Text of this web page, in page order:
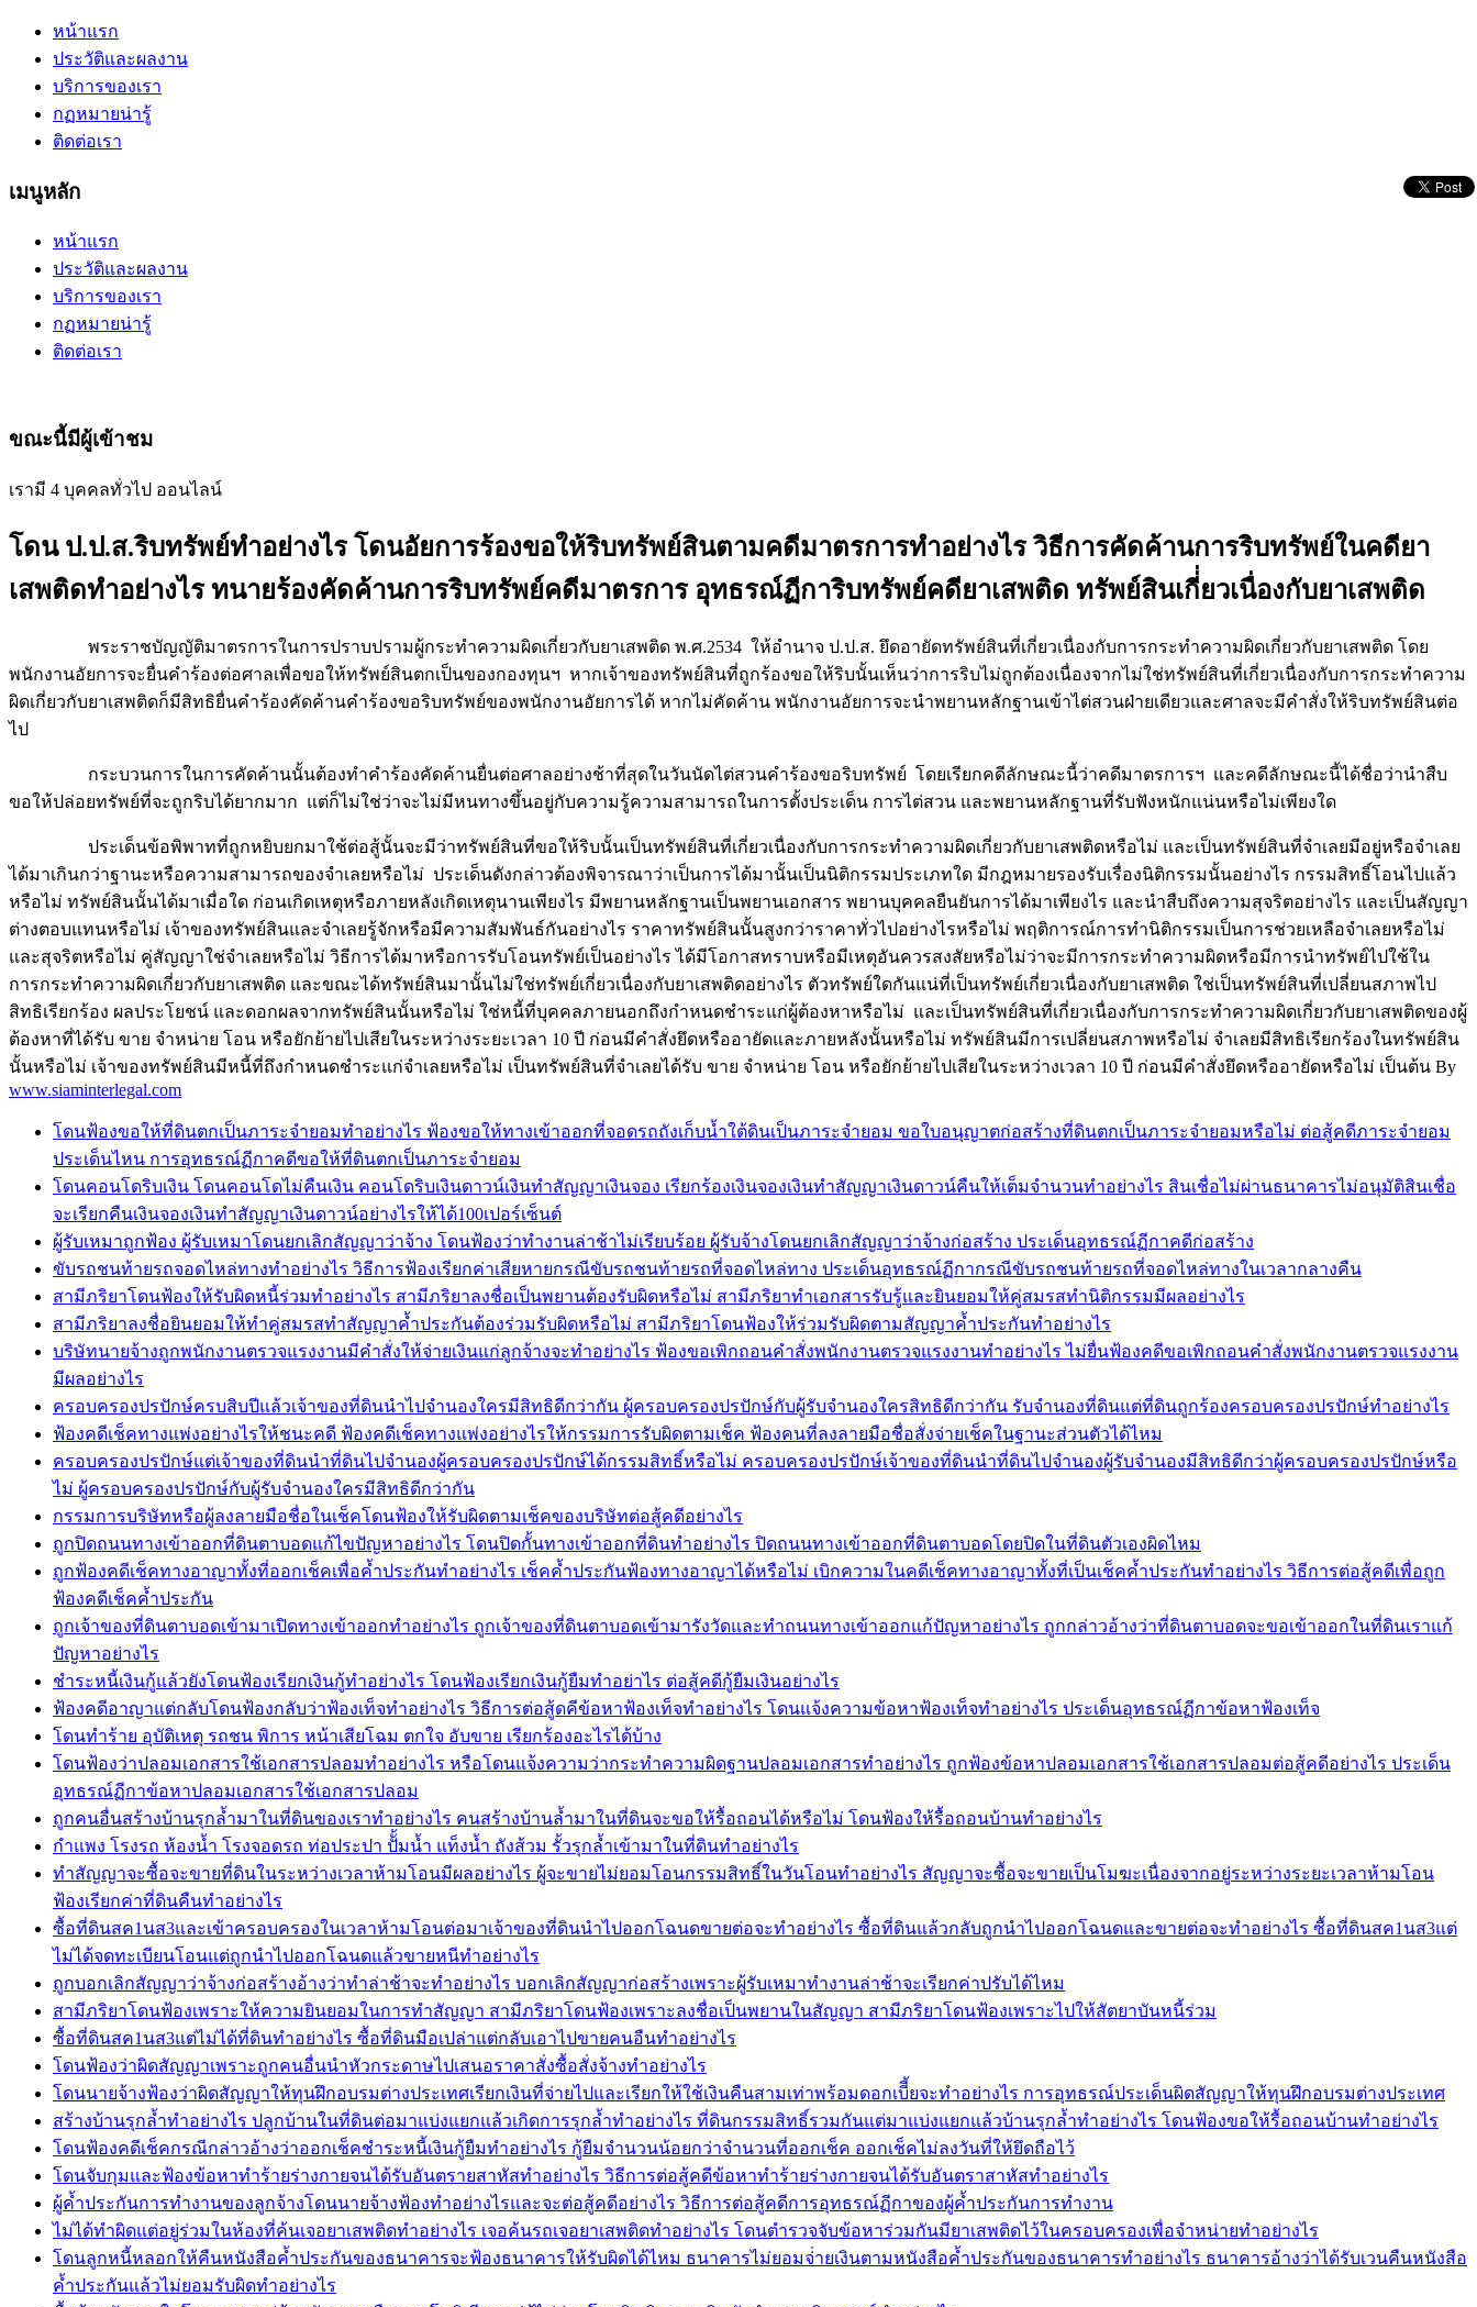
หน้าแรก
ประวัติและผลงาน
บริการของเรา
กฏหมายน่ารู้
ติดต่อเรา
เมนูหลัก
หน้าแรก
ประวัติและผลงาน
บริการของเรา
กฏหมายน่ารู้
ติดต่อเรา
ขณะนี้มีผู้เข้าชม
เรามี 4 บุคคลทั่วไป ออนไลน์
โดน ป.ป.ส.ริบทรัพย์ทำอย่างไร โดนอัยการร้องขอให้ริบทรัพย์สินตามคดีมาตรการทำอย่างไร วิธีการคัดค้านการริบทรัพย์ในคดียา
เสพติดทำอย่างไร ทนายร้องคัดค้านการริบทรัพย์คดีมาตรการ อุทธรณ์ฏีการิบทรัพย์คดียาเสพติด ทรัพย์สินเกี่่ยวเนื่องกับยาเสพติด
พระราชบัญญัติมาตรการในการปราบปรามผู้กระทำความผิดเกี่ยวกับยาเสพติด พ.ศ.2534 ให้อำนาจ ป.ป.ส. ยึดอายัดทรัพย์สินที่เกี่ยวเนื่องกับการกระทำความผิดเกี่ยวกับยาเสพติด โดย
พนักงานอัยการจะยื่นคำร้องต่อศาลเพื่อขอให้ทรัพย์สินตกเป็นของกองทุนฯ หากเจ้าของทรัพย์สินที่ถูกร้องขอให้ริบนั้นเห็นว่าการริบไม่ถูกต้องเนื่องจากไม่ใช่ทรัพย์สินที่เกี่ยวเนื่องกับการกระทำความ
ผิดเกี่ยวกับยาเสพติดก็มีสิทธิยื่นคำร้องคัดค้านคำร้องขอริบทรัพย์ของพนักงานอัยการได้ หากไม่คัดค้าน พนักงานอัยการจะนำพยานหลักฐานเข้าไต่สวนฝ่ายเดียวและศาลจะมีคำสั่งให้ริบทรัพย์สินต่อ
ไป
กระบวนการในการคัดค้านนั้นต้องทำคำร้องคัดค้านยื่นต่อศาลอย่างช้าที่สุดในวันนัดไต่สวนคำร้องขอริบทรัพย์ โดยเรียกคดีลักษณะนี้ว่าคดีมาตรการฯ และคดีลักษณะนี้ได้ชื่อว่านำสืบ
ขอให้ปล่อยทรัพย์ที่จะถูกริบได้ยากมาก แต่ก็ไม่ใช่ว่าจะไม่มีหนทางขึ้นอยู่กับความรู้ความสามารถในการตั้งประเด็น การไต่สวน และพยานหลักฐานที่รับฟังหนักแน่นหรือไม่เพียงใด
ประเด็นข้อพิพาทที่ถูกหยิบยกมาใช้ต่อสู้นั้นจะมีว่าทรัพย์สินที่ขอให้ริบนั้นเป็นทรัพย์สินที่เกี่ยวเนื่องกับการกระทำความผิดเกี่ยวกับยาเสพติดหรือไม่ และเป็นทรัพย์สินที่จำเลยมีอยู่หรือจำเลย
ได้มาเกินกว่าฐานะหรือความสามารถของจำเลยหรือไม่ ประเด็นดังกล่าวต้องพิจารณาว่าเป็นการได้มานั้นเป็นนิติกรรมประเภทใด มีกฎหมายรองรับเรื่องนิติกรรมนั้นอย่างไร กรรมสิทธิ์โอนไปแล้ว
หรือไม่ ทรัพย์สินนั้นได้มาเมื่อใด ก่อนเกิดเหตุหรือภายหลังเกิดเหตุนานเพียงไร มีพยานหลักฐานเป็นพยานเอกสาร พยานบุคคลยืนยันการได้มาเพียงไร และนำสืบถึงความสุจริตอย่างไร และเป็นสัญญา
ต่างตอบแทนหรือไม่ เจ้าของทรัพย์สินและจำเลยรู้จักหรือมีความสัมพันธ์กันอย่างไร ราคาทรัพย์สินนั้นสูงกว่าราคาทั่วไปอย่างไรหรือไม่ พฤติการณ์การทำนิติกรรมเป็นการช่วยเหลือจำเลยหรือไม่
และสุจริตหรือไม่ คู่สัญญาใช่จำเลยหรือไม่ วิธีการได้มาหรือการรับโอนทรัพย์เป็นอย่างไร ได้มีโอกาสทราบหรือมีเหตุอันควรสงสัยหรือไม่ว่าจะมีการกระทำความผิดหรือมีการนำทรัพย์ไปใช้ใน
การกระทำความผิดเกี่ยวกับยาเสพติด และขณะได้ทรัพย์สินมานั้นไม่ใช่ทรัพย์เกี่ยวเนื่องกับยาเสพติดอย่างไร ตัวทรัพย์ใดกันแน่ที่เป็นทรัพย์เกี่ยวเนื่องกับยาเสพติด ใช่เป็นทรัพย์สินที่เปลี่ยนสภาพไป
สิทธิเรียกร้อง ผลประโยชน์ และดอกผลจากทรัพย์สินนั้นหรือไม่ ใช่หนี้ที่บุคคลภายนอกถึงกำหนดชำระแก่ผู้ต้องหาหรือไม่ และเป็นทรัพย์สินที่เกี่ยวเนื่องกับการกระทำความผิดเกี่ยวกับยาเสพติดของผู้
ต้องหาที่ได้รับ ขาย จำหน่าย โอน หรือยักย้ายไปเสียในระหว่างระยะเวลา 10 ปี ก่อนมีคำสั่งยึดหรืออายัดและภายหลังนั้นหรือไม่ ทรัพย์สินมีการเปลี่ยนสภาพหรือไม่ จำเลยมีสิทธิเรียกร้องในทรัพย์สิน
นั้นหรือไม่ เจ้าของทรัพย์สินมีหนี้ที่ถึงกำหนดชำระแก่จำเลยหรือไม่ เป็นทรัพย์สินที่จำเลยได้รับ ขาย จำหน่าย โอน หรือยักย้ายไปเสียในระหว่างเวลา 10 ปี ก่อนมีคำสั่งยึดหรืออายัดหรือไม่ เป็นต้น By
www.siaminterlegal.com
โดนฟ้องขอให้ที่ดินตกเป็นภาระจำยอมทำอย่างไร ฟ้องขอให้ทางเข้าออกที่จอดรถถังเก็บน้ำใต้ดินเป็นภาระจำยอม ขอใบอนุญาตก่อสร้างที่ดินตกเป็นภาระจำยอมหรือไม่ ต่อสู้คดีภาระจำยอม
ประเด็นไหน การอุทธรณ์ฏีกาคดีขอให้ที่ดินตกเป็นภาระจำยอม
โดนคอนโดริบเงิน โดนคอนโดไม่คืนเงิน คอนโดริบเงินดาวน์เงินทำสัญญาเงินจอง เรียกร้องเงินจองเงินทำสัญญาเงินดาวน์คืนให้เต็มจำนวนทำอย่างไร สินเชื่อไม่ผ่านธนาคารไม่อนุมัติสินเชื่อ
จะเรียกคืนเงินจองเงินทำสัญญาเงินดาวน์อย่างไรให้ได้100เปอร์เซ็นต์
ผู้รับเหมาถูกฟ้อง ผู้รับเหมาโดนยกเลิกสัญญาว่าจ้าง โดนฟ้องว่าทำงานล่าช้าไม่เรียบร้อย ผู้รับจ้างโดนยกเลิกสัญญาว่าจ้างก่อสร้าง ประเด็นอุทธรณ์ฏีกาคดีก่อสร้าง
ขับรถชนท้ายรถจอดไหล่ทางทำอย่างไร วิธีการฟ้องเรียกค่าเสียหายกรณีขับรถชนท้ายรถที่จอดไหล่ทาง ประเด็นอุทธรณ์ฏีกากรณีขับรถชนท้ายรถที่จอดไหล่ทางในเวลากลางคืน
สามีภริยาโดนฟ้องให้รับผิดหนี้ร่วมทำอย่างไร สามีภริยาลงชื่อเป็นพยานต้องรับผิดหรือไม่ สามีภริยาทำเอกสารรับรู้และยินยอมให้คู่สมรสทำนิติกรรมมีผลอย่างไร
สามีภริยาลงชื่อยินยอมให้ทำคู่สมรสทำสัญญาค้ำประกันต้องร่วมรับผิดหรือไม่ สามีภริยาโดนฟ้องให้ร่วมรับผิดตามสัญญาค้ำประกันทำอย่างไร
บริษัทนายจ้างถูกพนักงานตรวจแรงงานมีคำสั่งให้จ่ายเงินแก่ลูกจ้างจะทำอย่างไร ฟ้องขอเพิกถอนคำสั่งพนักงานตรวจแรงงานทำอย่างไร ไม่ยื่นฟ้องคดีขอเพิกถอนคำสั่งพนักงานตรวจแรงงาน
มีผลอย่างไร
ครอบครองปรปักษ์ครบสิบปีแล้วเจ้าของที่ดินนำไปจำนองใครมีสิทธิดีกว่ากัน ผู้ครอบครองปรปักษ์กับผู้รับจำนองใครสิทธิดีกว่ากัน รับจำนองที่ดินแต่ที่ดินถูกร้องครอบครองปรปักษ์ทำอย่างไร
ฟ้องคดีเช็คทางแพ่งอย่างไรให้ชนะคดี ฟ้องคดีเช็คทางแพ่งอย่างไรให้กรรมการรับผิดตามเช็ค ฟ้องคนที่ลงลายมือชื่อสั่งจ่ายเช็คในฐานะส่วนตัวได้ไหม
ครอบครองปรปักษ์แต่เจ้าของที่ดินนำที่ดินไปจำนองผู้ครอบครองปรปักษ์ได้กรรมสิทธิ์หรือไม่ ครอบครองปรปักษ์เจ้าของที่ดินนำที่ดินไปจำนองผู้รับจำนองมีสิทธิดีกว่าผู้ครอบครองปรปักษ์หรือ
ไม่ ผู้ครอบครองปรปักษ์กับผู้รับจำนองใครมีสิทธิดีกว่ากัน
กรรมการบริษัทหรือผู้ลงลายมือชื่อในเช็คโดนฟ้องให้รับผิดตามเช็คของบริษัทต่อสู้คดีอย่างไร
ถูกปิดถนนทางเข้าออกที่ดินตาบอดแก้ไขปัญหาอย่างไร โดนปิดกั้นทางเข้าออกที่ดินทำอย่างไร ปิดถนนทางเข้าออกที่ดินตาบอดโดยปิดในที่ดินตัวเองผิดไหม
ถูกฟ้องคดีเช็คทางอาญาทั้งที่ออกเช็คเพื่อค้ำประกันทำอย่างไร เช็คค้ำประกันฟ้องทางอาญาได้หรือไม่ เบิกความในคดีเช็คทางอาญาทั้งที่เป็นเช็คค้ำประกันทำอย่างไร วิธีการต่อสู้คดีเพื่อถูก
ฟ้องคดีเช็คค้ำประกัน
ถูกเจ้าของที่ดินตาบอดเข้ามาเปิดทางเข้าออกทำอย่างไร ถูกเจ้าของที่ดินตาบอดเข้ามารังวัดและทำถนนทางเข้าออกแก้ปัญหาอย่างไร ถูกกล่าวอ้างว่าที่ดินตาบอดจะขอเข้าออกในที่ดินเราแก้
ปัญหาอย่างไร
ชำระหนี้เงินกู้แล้วยังโดนฟ้องเรียกเงินกู้ทำอย่างไร โดนฟ้องเรียกเงินกู้ยืมทำอย่าไร ต่อสู้คดีกู้ยืมเงินอย่างไร
ฟ้องคดีอาญาแต่กลับโดนฟ้องกลับว่าฟ้องเท็จทำอย่างไร วิธีการต่อสู้ดคีข้อหาฟ้องเท็จทำอย่างไร โดนแจ้งความข้อหาฟ้องเท็จทำอย่างไร ประเด็นอุทธรณ์ฏีกาข้อหาฟ้องเท็จ
โดนทำร้าย อุบัติเหตุ รถชน พิการ หน้าเสียโฉม ตกใจ อับขาย เรียกร้องอะไรได้บ้าง
โดนฟ้องว่าปลอมเอกสารใช้เอกสารปลอมทำอย่างไร หรือโดนแจ้งความว่ากระทำความผิดฐานปลอมเอกสารทำอย่างไร ถูกฟ้องข้อหาปลอมเอกสารใช้เอกสารปลอมต่อสู้คดีอย่างไร ประเด็น
อุทธรณ์ฏีกาข้อหาปลอมเอกสารใช้เอกสารปลอม
ถูกคนอื่นสร้างบ้านรุกล้ำมาในที่ดินของเราทำอย่างไร คนสร้างบ้านล้ำมาในที่ดินจะขอให้รื้อถอนได้หรือไม่ โดนฟ้องให้รื้อถอนบ้านทำอย่างไร
กำแพง โรงรถ ห้องน้ำ โรงจอดรถ ท่อประปา ปัั้มน้ำ แท็งน้ำ ถังส้วม รั้วรุกล้ำเข้ามาในที่ดินทำอย่างไร
ทำสัญญาจะซื้อจะขายที่ดินในระหว่างเวลาห้ามโอนมีผลอย่างไร ผู้จะขายไม่ยอมโอนกรรมสิทธิ์ในวันโอนทำอย่างไร สัญญาจะซื้อจะขายเป็นโมฆะเนื่องจากอยู่ระหว่างระยะเวลาห้ามโอน
ฟ้องเรียกค่าที่ดินคืนทำอย่างไร
ซื้อที่ดินสค1นส3และเข้าครอบครองในเวลาห้ามโอนต่อมาเจ้าของที่ดินนำไปออกโฉนดขายต่อจะทำอย่างไร ซื้อที่ดินแล้วกลับถูกนำไปออกโฉนดและขายต่อจะทำอย่างไร ซื้อที่ดินสค1นส3แต่
ไม่ได้จดทะเบียนโอนแต่ถูกนำไปออกโฉนดแล้วขายหนีทำอย่างไร
ถูกบอกเลิกสัญญาว่าจ้างก่อสร้างอ้างว่าทำล่าช้าจะทำอย่างไร บอกเลิกสัญญาก่อสร้างเพราะผู้รับเหมาทำงานล่าช้าจะเรียกค่าปรับได้ไหม
สามีภริยาโดนฟ้องเพราะให้ความยินยอมในการทำสัญญา สามีภริยาโดนฟ้องเพราะลงชื่อเป็นพยานในสัญญา สามีภริยาโดนฟ้องเพราะไปให้สัตยาบันหนี้ร่วม
ซื้อที่ดินสค1นส3แต่ไม่ได้ที่ดินทำอย่างไร ซื้อที่ดินมือเปล่าแต่กลับเอาไปขายคนอืนทำอย่างไร
โดนฟ้องว่าผิดสัญญาเพราะถูกคนอื่นนำหัวกระดาษไปเสนอราคาสั่งซื้อสั่งจ้างทำอย่างไร
โดนนายจ้างฟ้องว่าผิดสัญญาให้ทุนฝึกอบรมต่างประเทศเรียกเงินที่จ่ายไปและเรียกให้ใช้เงินคืนสามเท่าพร้อมดอกเบีี้ยจะทำอย่างไร การอุทธรณ์ประเด็นผิดสัญญาให้ทุนฝึกอบรมต่างประเทศ
สร้างบ้านรุกล้ำทำอย่างไร ปลูกบ้านในที่ดินต่อมาแบ่งแยกแล้วเกิดการรุกล้ำทำอย่างไร ที่ดินกรรมสิทธิ์รวมกันแต่มาแบ่งแยกแล้วบ้านรุกล้ำทำอย่างไร โดนฟ้องขอให้รื้อถอนบ้านทำอย่างไร
โดนฟ้องคดีเช็คกรณีกล่าวอ้างว่าออกเช็คชำระหนี้เงินกู้ยืมทำอย่างไร กู้ยืมจำนวนน้อยกว่าจำนวนที่ออกเช็ค ออกเช็คไม่ลงวันที่ให้ยึดถือไว้
โดนจับกุมและฟ้องข้อหาทำร้ายร่างกายจนได้รับอันตรายสาหัสทำอย่างไร วิธีการต่อสู้คดีข้อหาทำร้ายร่างกายจนได้รับอันตราสาหัสทำอย่างไร
ผู้ค้ำประกันการทำงานของลูกจ้างโดนนายจ้างฟ้องทำอย่างไรและจะต่อสู้คดีอย่างไร วิธีการต่อสู้คดีการอุทธรณ์ฏีกาของผู้ค้ำประกันการทำงาน
ไม่ได้ทำผิดแต่อยู่ร่วมในห้องที่ค้นเจอยาเสพติดทำอย่างไร เจอค้นรถเจอยาเสพติดทำอย่างไร โดนตำรวจจับข้อหาร่วมกันมียาเสพติดไว้ในครอบครองเพื่อจำหน่ายทำอย่างไร
โดนลูกหนี้หลอกให้คืนหนังสือค้ำประกันของธนาคารจะฟ้องธนาคารให้รับผิดได้ไหม ธนาคารไม่ยอมจ่่ายเงินตามหนังสือค้ำประกันของธนาคารทำอย่างไร ธนาคารอ้างว่าได้รับเวนคืนหนังสือ
ค้ำประกันแล้วไม่ยอมรับผิดทำอย่างไร